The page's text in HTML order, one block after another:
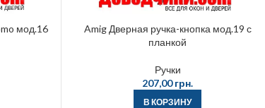
мод.16
Amig Дверная ручка-кнопка мод.19 с
планкой
Ручки
207,00грн.
В КОРЗИНУ